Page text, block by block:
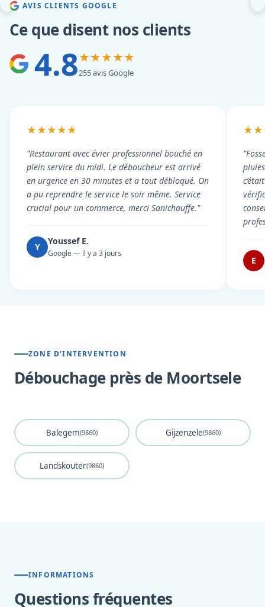
AVIS CLIENTS GOOGLE
Ce que disent nos clients
4.8★★★★★
255 avis Google
★★★★★
"Restaurant avec évier professionnel bouché en
plein service du midi. Le déboucheur est arrivé
en urgence en 30 minutes et a tout débloqué. On
a pu reprendre le service le soir même. Service
crucial pour un commerce, merci Sanichauffe."
Y
Youssef E.
Google — il y a 3 jours
E
ZONE D'INTERVENTION
Débouchage près de Moortsele
Balegem(9860) Gijzenzele(9860)
Landskouter(9860)
INFORMATIONS
Questions fréquentes